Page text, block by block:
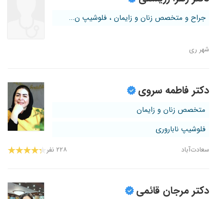
جراح و متخصص زنان و زایمان ، فلوشیپ ن...
شهر ری
دکتر فاطمه سروی
متخصص زنان و زایمان
فلوشیپ ناباروری
سعادت‌آباد ۲۲۸ نفر
دکتر مرجان قائمی